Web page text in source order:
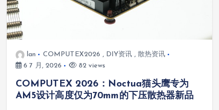
lan COMPUTEX2026 , DIY资讯 ,散热资讯
6 7 月, 2026
82 views
COMPUTEX 2026：Noctua猫头鹰专为
AM5设计高度仅为70mm的下压散热器新品